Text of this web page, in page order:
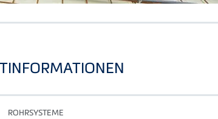
ROHRSYSTEME